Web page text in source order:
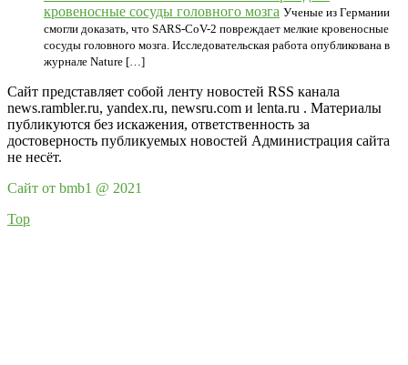
кровеносные сосуды головного мозга Ученые из Германии
смогли доказать, что SARS-CoV-2 повреждает мелкие кровеносные
сосуды головного мозга. Исследовательская работа опубликована в
журнале Nature […]
Сайт представляет собой ленту новостей RSS канала
news.rambler.ru, yandex.ru, newsru.com и lenta.ru . Материалы
публикуются без искажения, ответственность за
достоверность публикуемых новостей Администрация сайта
не несёт.
Сайт от bmb1 @ 2021
Top